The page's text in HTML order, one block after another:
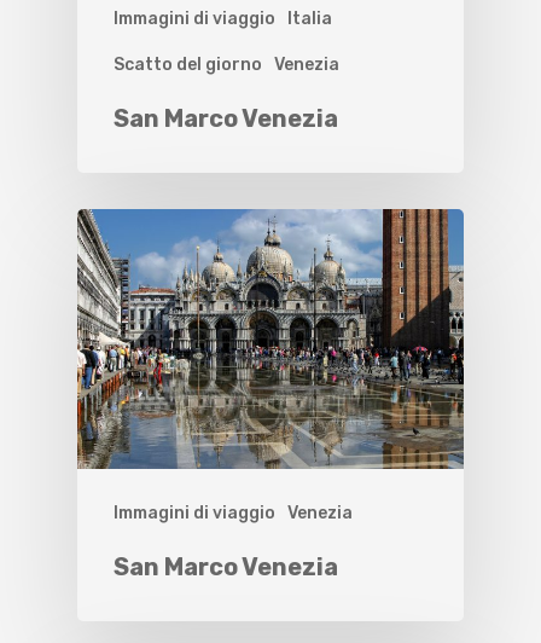
Immagini di viaggio Italia
Scatto del giorno Venezia
San Marco Venezia
Immagini di viaggio Venezia
San Marco Venezia